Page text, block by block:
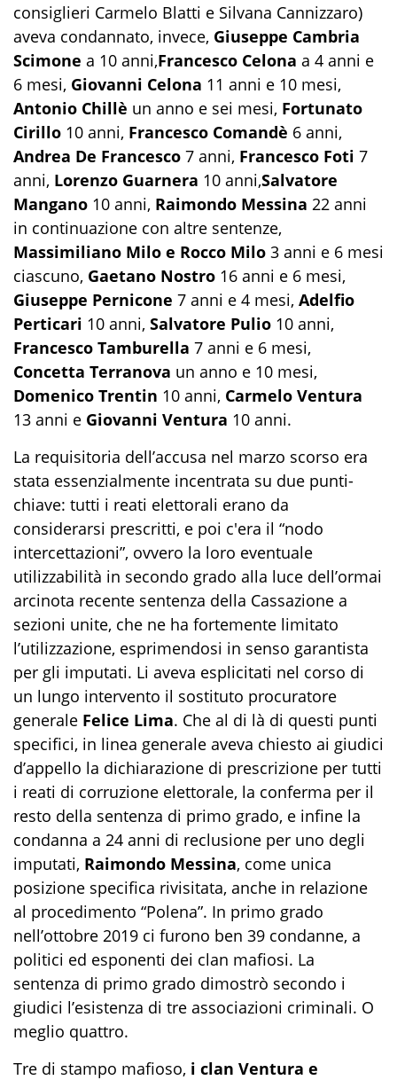
consiglieri Carmelo Blatti e Silvana Cannizzaro)
aveva condannato, invece, Giuseppe Cambria
Scimone a 10 anni,Francesco Celona a 4 anni e
6 mesi, Giovanni Celona 11 anni e 10 mesi,
Antonio Chillè un anno e sei mesi, Fortunato
Cirillo 10 anni, Francesco Comandè 6 anni,
Andrea De Francesco 7 anni, Francesco Foti 7
anni, Lorenzo Guarnera 10 anni,Salvatore
Mangano 10 anni, Raimondo Messina 22 anni
in continuazione con altre sentenze,
Massimiliano Milo e Rocco Milo 3 anni e 6 mesi
ciascuno, Gaetano Nostro 16 anni e 6 mesi,
Giuseppe Pernicone 7 anni e 4 mesi, Adelfio
Perticari 10 anni, Salvatore Pulio 10 anni,
Francesco Tamburella 7 anni e 6 mesi,
Concetta Terranova un anno e 10 mesi,
Domenico Trentin 10 anni, Carmelo Ventura
13 anni e Giovanni Ventura 10 anni.
La requisitoria dell’accusa nel marzo scorso era
stata essenzialmente incentrata su due punti-
chiave: tutti i reati elettorali erano da
considerarsi prescritti, e poi c'era il “nodo
intercettazioni”, ovvero la loro eventuale
utilizzabilità in secondo grado alla luce dell’ormai
arcinota recente sentenza della Cassazione a
sezioni unite, che ne ha fortemente limitato
l’utilizzazione, esprimendosi in senso garantista
per gli imputati. Li aveva esplicitati nel corso di
un lungo intervento il sostituto procuratore
generale Felice Lima. Che al di là di questi punti
specifici, in linea generale aveva chiesto ai giudici
d’appello la dichiarazione di prescrizione per tutti
i reati di corruzione elettorale, la conferma per il
resto della sentenza di primo grado, e infine la
condanna a 24 anni di reclusione per uno degli
imputati, Raimondo Messina, come unica
posizione specifica rivisitata, anche in relazione
al procedimento “Polena”. In primo grado
nell’ottobre 2019 ci furono ben 39 condanne, a
politici ed esponenti dei clan mafiosi. La
sentenza di primo grado dimostrò secondo i
giudici l’esistenza di tre associazioni criminali. O
meglio quattro.
Tre di stampo mafioso, i clan Ventura e